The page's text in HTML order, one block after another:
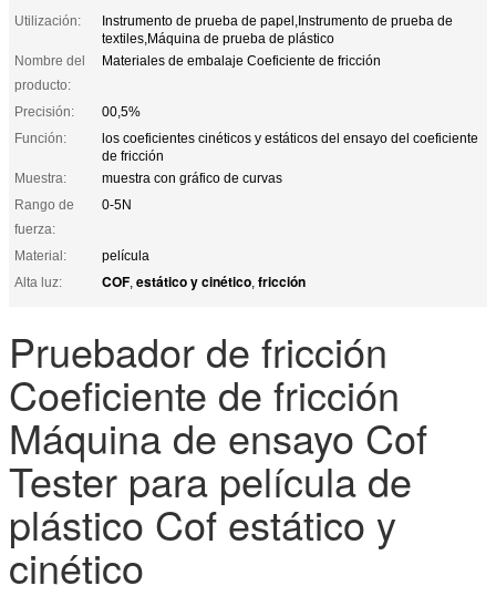
Utilización:
Instrumento de prueba de papel,Instrumento de prueba de
textiles,Máquina de prueba de plástico
Nombre del
producto:
Materiales de embalaje Coeficiente de fricción
Precisión:
00,5%
Función:
los coeficientes cinéticos y estáticos del ensayo del coeficiente
de fricción
Muestra:
muestra con gráfico de curvas
Rango de
fuerza:
0-5N
Material:
película
Alta luz:
COF, estático y cinético, fricción
Pruebador de fricción
Coeficiente de fricción
Máquina de ensayo Cof
Tester para película de
plástico Cof estático y
cinético